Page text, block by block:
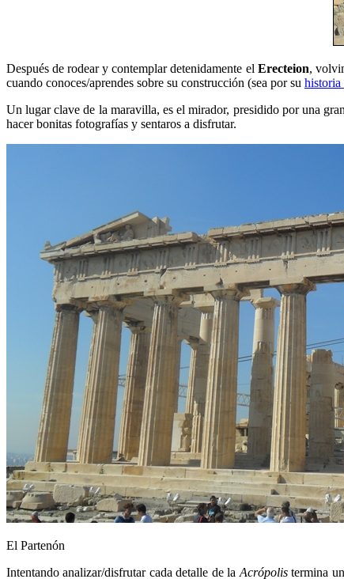
Después de rodear y contemplar detenidamente el Erecteion,
cuando conoces/aprendes sobre su construcción (sea por su historia
Un lugar clave de la maravilla, es el mirador, presidido por una
hacer bonitas fotografías y sentaros a disfrutar.
El Partenón
Intentando analizar/disfrutar cada detalle de la Acrópolistermina